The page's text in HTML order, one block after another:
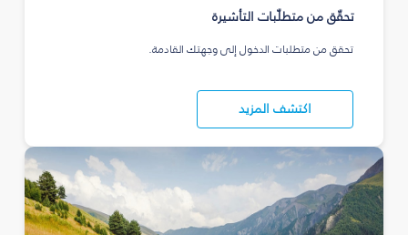
تحقّق من متطلّبات التأشيرة
تحقق من متطلبات الدخول إلى وجهتك القادمة.
اكتشف المزيد